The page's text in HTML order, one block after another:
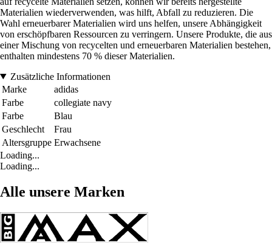
Materialien wiederverwenden, was hilft, Abfall zu reduzieren. Die
Wahl erneuerbarer Materialien wird uns helfen, unsere Abhängigkeit
von erschöpfbaren Ressourcen zu verringern. Unsere Produkte, die aus
einer Mischung von recycelten und erneuerbaren Materialien bestehen,
enthalten mindestens 70 % dieser Materialien.
Zusätzliche Informationen
Marke
adidas
Farbe
collegiate navy
Farbe
Blau
Geschlecht
Frau
Altersgruppe Erwachsene
Loading...
Loading...
Alle unsere Marken